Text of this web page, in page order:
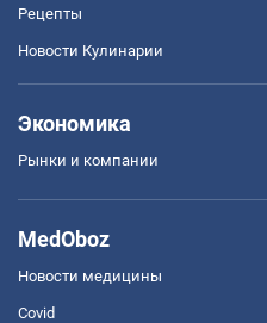
Рецепты
Новости Кулинарии
Экономика
Рынки и компании
MedOboz
Новости медицины
Covid